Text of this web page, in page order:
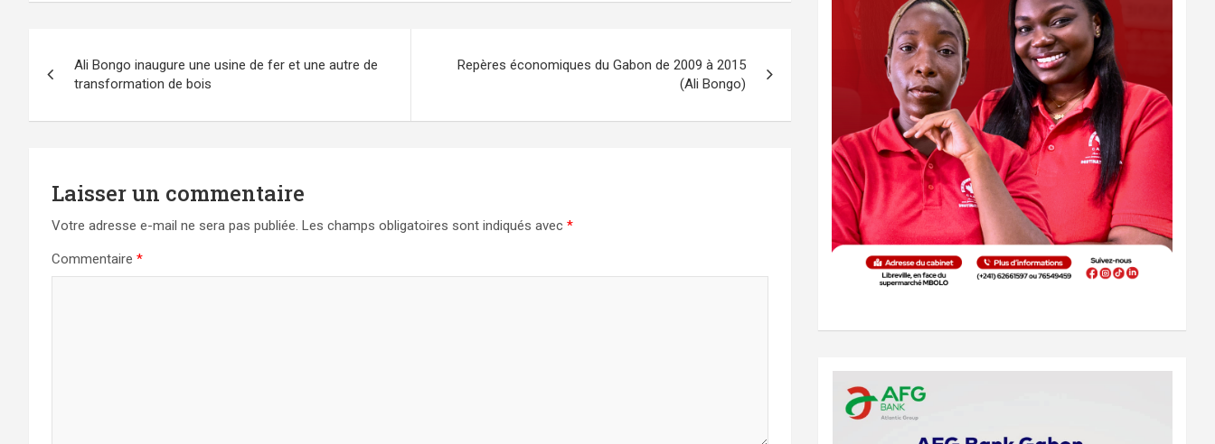
de
l’article
Ali Bongo inaugure une usine de fer et une autre de
transformation de bois
Repères économiques du Gabon de 2009 à 2015
(Ali Bongo)
Laisser un commentaire
Votre adresse e-mail ne sera pas publiée. Les champs obligatoires sont indiqués avec *
Commentaire *